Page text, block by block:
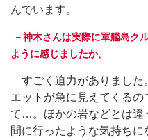
んでいます。
－神木さんは実際に軍艦島ク
ように感じましたか。
すごく迫力がありました
エットが急に見えてくる
て…。ほかの岩などとは違
間に行ったような気持ち